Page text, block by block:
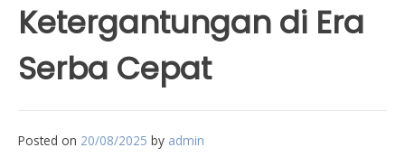
Ketergantungan di Era
Serba Cepat
Posted on 20/08/2025 by admin